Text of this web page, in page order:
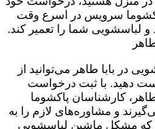
سرویس در اسرع وقت
لباسشویی شما را تعمیر کند.
در بابا طاهر می‌توانید از
دهید. با ثبت درخواست
کارشناسان پاکشوما
و مشاوره‌های لازم را به
که مشکل ماشین لباسشویی